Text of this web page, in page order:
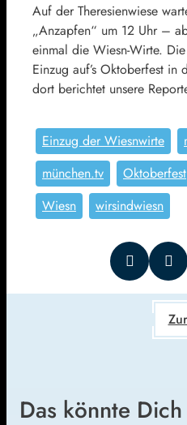
Auf der Theresienwiese
„Anzapfen“ um 12 Uhr –
einmal die Wiesn-Wirte.
Einzug auf’s Oktoberfest in
dort berichtet unsere
Einzug der Wiesnwirte
münchen.tv
Oktoberfest
Wiesn
wirsindwiesn
Das könnte